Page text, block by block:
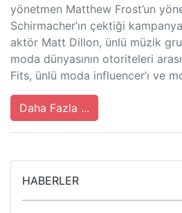
yönetmen Matthew Frost’un
Schirmacher’ın çektiği
aktör Matt Dillon, ünlü müzik
moda dünyasının otoriteleri
Fits, ünlü moda influencer’ı ve
Daha Fazla ...
HABERLER